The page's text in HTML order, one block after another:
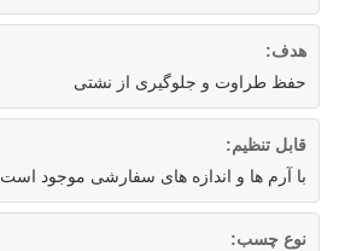
هدف:
حفظ طراوت و جلوگیری از نشتی
قابل تنظیم:
با آرم ها و اندازه های سفارشی موجود است
نوع چسب: